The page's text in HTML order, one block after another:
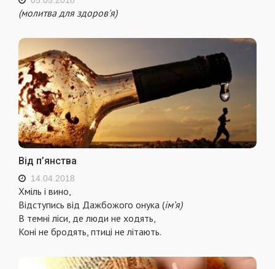
(молитва для здоров'я)
Від п’янства
14.04.2018
Хміль і вино,
Відступись від Дажбожого онука (ім’я)
В темні ліси, де люди не ходять,
Коні не бродять, птиці не літають.